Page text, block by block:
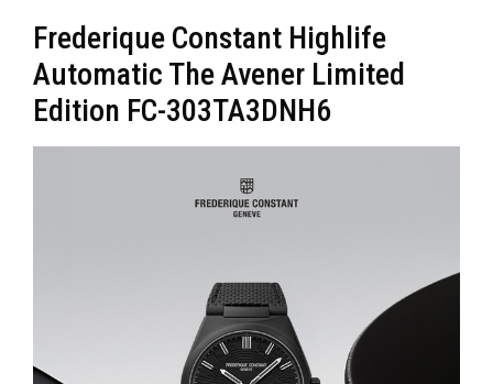
Frederique Constant Highlife
Automatic The Avener Limited
Edition FC-303TA3DNH6